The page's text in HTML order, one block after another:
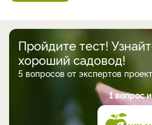
Пройдите тест!
хороший садовод!
5 вопросов от экспертов
1 вопрос